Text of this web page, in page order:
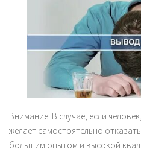
Внимание: В случае, если
желает самостоятельно
большим опытом и высокой